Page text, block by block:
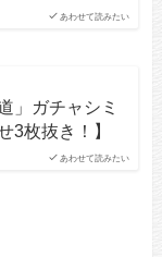
あわせて読みたい
あわせて読みたい
」ガチャシミ
3枚抜き！】